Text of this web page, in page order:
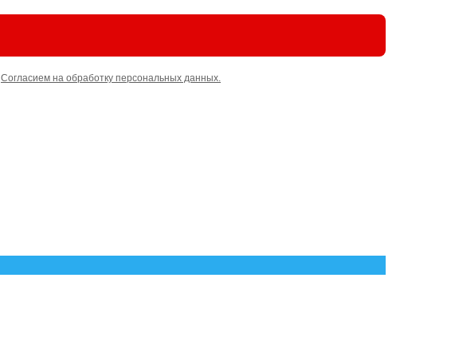
Согласием на обработку персональных данных.